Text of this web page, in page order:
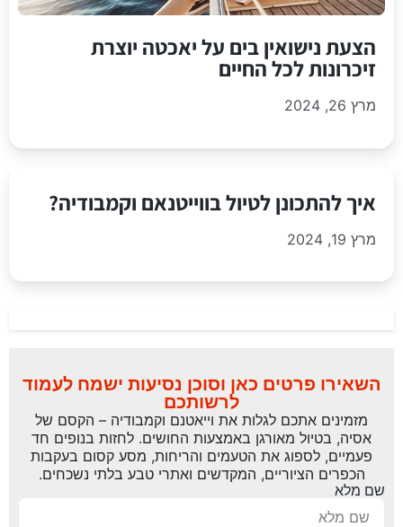
הצעת נישואין בים על יאכטה יוצרת
זיכרונות לכל החיים
מרץ 26, 2024
איך להתכונן לטיול בווייטנאם וקמבודיה?
מרץ 19, 2024
השאירו פרטים כאן וסוכן נסיעות ישמח לעמוד
לרשותכם
מזמינים אתכם לגלות את וייאטנם וקמבודיה – הקסם של
אסיה, בטיול מאורגן באמצעות החושים. לחזות בנופים חד
פעמיים, לספוג את הטעמים והריחות, מסע קסום בעקבות
הכפרים הציוריים, המקדשים ואתרי טבע בלתי נשכחים.
שם מלא